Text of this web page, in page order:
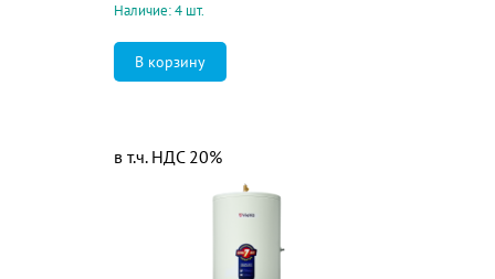
Наличие: 4 шт.
в т.ч. НДС 20%